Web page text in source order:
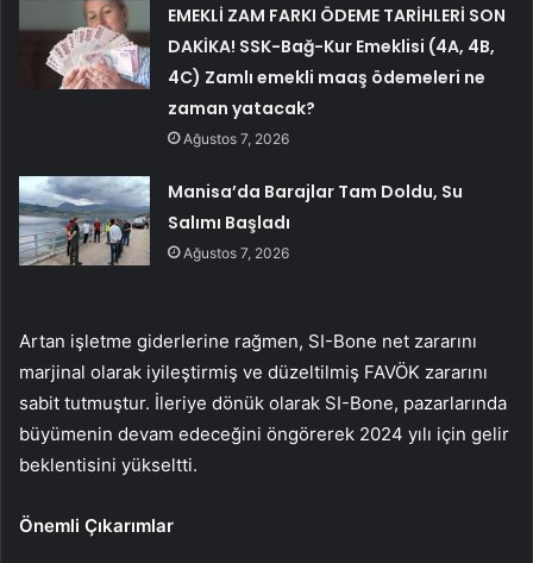
EMEKLİ ZAM FARKI ÖDEME TARİHLERİ SON
DAKİKA! SSK-Bağ-Kur Emeklisi (4A, 4B,
4C) Zamlı emekli maaş ödemeleri ne
zaman yatacak?
Ağustos 7, 2026
Manisa’da Barajlar Tam Doldu, Su
Salımı Başladı
Ağustos 7, 2026
Artan işletme giderlerine rağmen, SI-Bone net zararını
marjinal olarak iyileştirmiş ve düzeltilmiş FAVÖK zararını
sabit tutmuştur. İleriye dönük olarak SI-Bone, pazarlarında
büyümenin devam edeceğini öngörerek 2024 yılı için gelir
beklentisini yükseltti.
Önemli Çıkarımlar